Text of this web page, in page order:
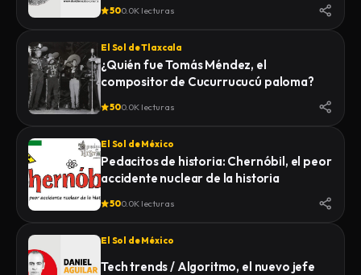
500.0K lecturas
El Sol de Tlaxcala
¿Quién fue Tomás Méndez, el
compositor de Cucurrucucú paloma?
500.0K lecturas
El Sol de México
Pedacitos de historia: Chernóbil, el peor
accidente nuclear de la historia
500.0K lecturas
El Sol de México
Tech trends / Algoritmo, el nuevo jefe